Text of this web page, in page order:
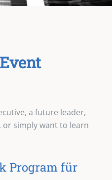
a future leader,
or simply want to learn
Program für